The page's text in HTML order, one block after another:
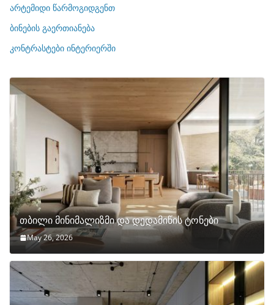
ბ
ი
არტემიდი წარმოგიდგენთ
ბინების გაერთიანება
კონტრასტები ინტერიერში
თბილი მინიმალიზმი და დედამიწის ტონები
May 26, 2026